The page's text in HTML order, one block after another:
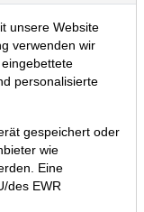
€-Depot
unsere Website
verwenden wir
personalisierte
gespeichert oder
wie
Eine
des EWR